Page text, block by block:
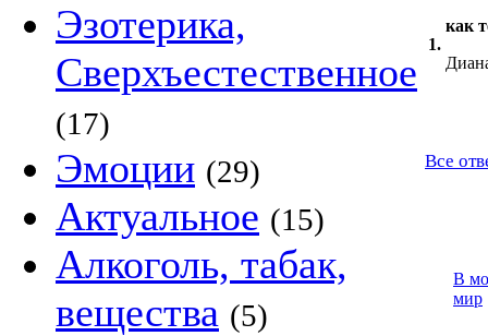
Эзотерика,
Сверхъестественное
(17)
Эмоции (29)
Актуальное (15)
Алкоголь, табак,
вещества (5)
1.
как
Все
В
мир